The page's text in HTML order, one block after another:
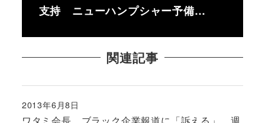
支持 ニューハンプシャー予備…
関連記事
ワタミ会長、ブラック企業報道に「訴える」 週
投稿日
2013年6月8日